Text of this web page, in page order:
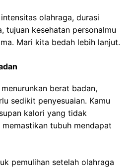
olahraga, durasi
tujuan kesehatan personalmu
Mari kita bedah lebih lanjut.
berat badan,
sedikit penyesuaian. Kamu
kalori yang tidak
tubuh mendapat
pemulihan setelah olahraga